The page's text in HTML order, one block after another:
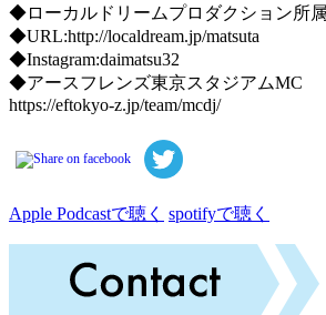
◆ローカルドリームプロダクション所属
◆URL:http://localdream.jp/matsuta
◆Instagram:daimatsu32
◆アースフレンズ東京スタジアムMC
https://eftokyo-z.jp/team/mcdj/
Apple Podcastで聴く spotifyで聴く